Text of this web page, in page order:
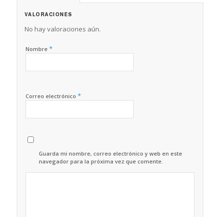
VALORACIONES
No hay valoraciones aún.
Nombre *
Correo electrónico *
Guarda mi nombre, correo electrónico y web en este
navegador para la próxima vez que comente.